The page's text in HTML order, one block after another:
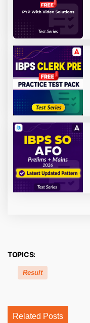
TOPICS:
Result
Related Posts